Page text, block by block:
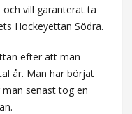
vill garanterat ta
Hockeyettan Södra.
efter att man
år. Man har börjat
senast tog en